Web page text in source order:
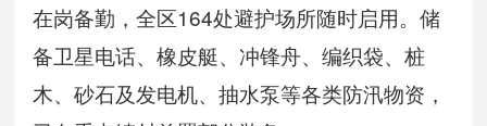
在岗备勤，全区164处避护场所随时启用。储
备卫星电话、橡皮艇、冲锋舟、编织袋、桩
木、砂石及发电机、抽水泵等各类防汛物资，